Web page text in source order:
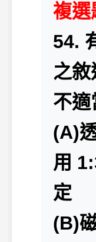
複選
54.
之敘
不適
(A)
用
定
(B)